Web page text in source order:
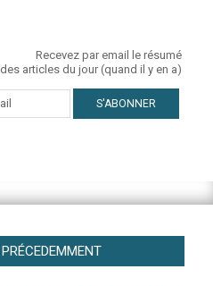
Recevez par email le résumé
des articles du jour (quand il y en a)
PRÉCEDEMMENT